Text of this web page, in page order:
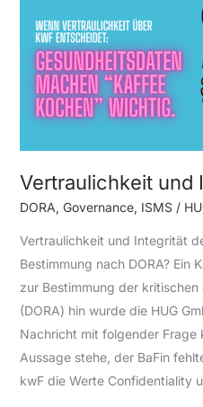
Vertraulichkeit und
DORA, Governance, ISMS/
Vertraulichkeit und Integrität
Bestimmung nach DORA? Ein
zur Bestimmung der
(DORA) hin wurde die HUG
Nachricht mit folgender
Aussage stehe, der BaFin
kwF die Werte Confidentiality
von
Daten